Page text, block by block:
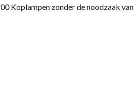
Koplampen zonder de noodzaak van